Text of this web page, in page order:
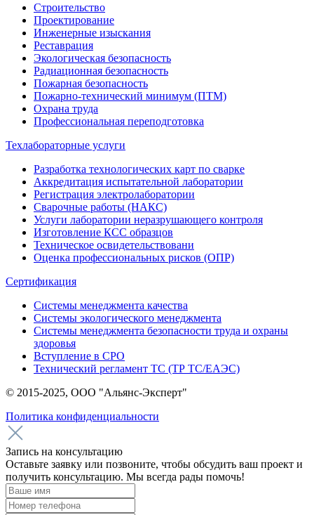
Строительство
Проектирование
Инженерные изыскания
Реставрация
Экологическая безопасность
Радиационная безопасность
Пожарная безопасность
Пожарно-технический минимум (ПТМ)
Охрана труда
Профессиональная переподготовка
Техлабораторные услуги
Разработка технологических карт по сварке
Аккредитация испытательной лаборатории
Регистрация электролаборатории
Сварочные работы (НАКС)
Услуги лаборатории неразрушающего контроля
Изготовление КСС образцов
Техническое освидетельствовани
Оценка профессиональных рисков (ОПР)
Сертификация
Системы менеджмента качества
Системы экологического менеджмента
Системы менеджмента безопасности труда и охраны
здоровья
Вступление в СРО
Технический регламент ТС (ТР ТС/ЕАЭС)
© 2015-2025, ООО "Альянс-Эксперт"
Политика конфиденциальности
Запись на консультацию
Оставьте заявку или позвоните, чтобы обсудить ваш проект и
получить консультацию. Мы всегда рады помочь!